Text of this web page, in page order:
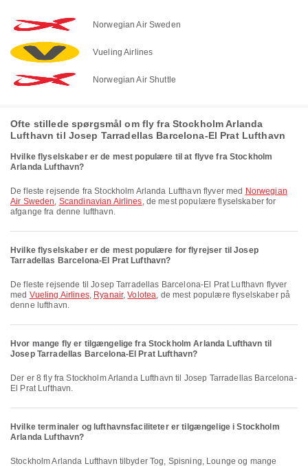
Norwegian Air Sweden
Vueling Airlines
Norwegian Air Shuttle
Ofte stillede spørgsmål om fly fra Stockholm Arlanda
Lufthavn til Josep Tarradellas Barcelona-El Prat Lufthavn
Hvilke flyselskaber er de mest populære til at flyve fra Stockholm
Arlanda Lufthavn?
De fleste rejsende fra Stockholm Arlanda Lufthavn flyver med Norwegian
Air Sweden, Scandinavian Airlines, de mest populære flyselskaber for
afgange fra denne lufthavn.
Hvilke flyselskaber er de mest populære for flyrejser til Josep
Tarradellas Barcelona-El Prat Lufthavn?
De fleste rejsende til Josep Tarradellas Barcelona-El Prat Lufthavn flyver
med Vueling Airlines, Ryanair,Volotea, de mest populære flyselskaber på
denne lufthavn.
Hvor mange fly er tilgængelige fra Stockholm Arlanda Lufthavn til
Josep Tarradellas Barcelona-El Prat Lufthavn?
Der er 8 fly fra Stockholm Arlanda Lufthavn til Josep Tarradellas Barcelona-
El Prat Lufthavn.
Hvilke terminaler og lufthavnsfaciliteter er tilgængelige i Stockholm
Arlanda Lufthavn?
Stockholm Arlanda Lufthavn tilbyder Tog, Spisning, Lounge og mange